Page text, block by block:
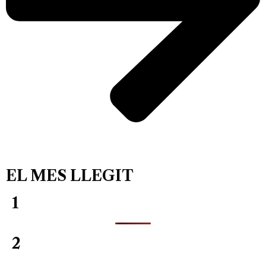
EL MES LLEGIT
1
2